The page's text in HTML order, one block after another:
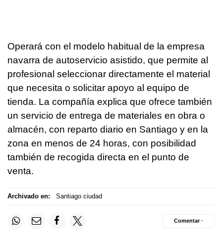
Operará con el modelo habitual de la empresa
navarra de autoservicio asistido, que permite al
profesional seleccionar directamente el material
que necesita o solicitar apoyo al equipo de
tienda. La compañía explica que ofrece también
un servicio de entrega de materiales en obra o
almacén, con reparto diario en Santiago y en la
zona en menos de 24 horas, con posibilidad
también de recogida directa en el punto de
venta.
Archivado en: Santiago ciudad
Comentar ·